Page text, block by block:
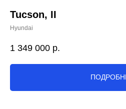
Tucson, II
Hyundai
1 349 000 р.